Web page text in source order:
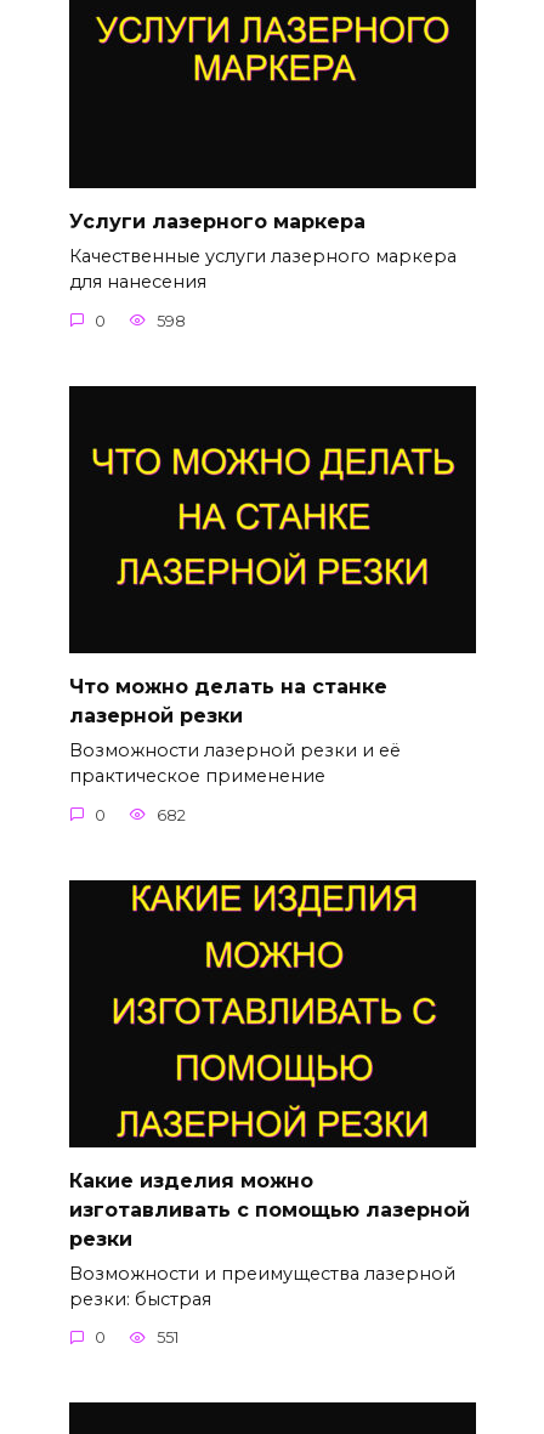
Услуги лазерного маркера
Качественные услуги лазерного маркера
для нанесения
0 598
Что можно делать на станке
лазерной резки
Возможности лазерной резки и её
практическое применение
0 682
Какие изделия можно
изготавливать с помощью лазерной
резки
Возможности и преимущества лазерной
резки: быстрая
0 551